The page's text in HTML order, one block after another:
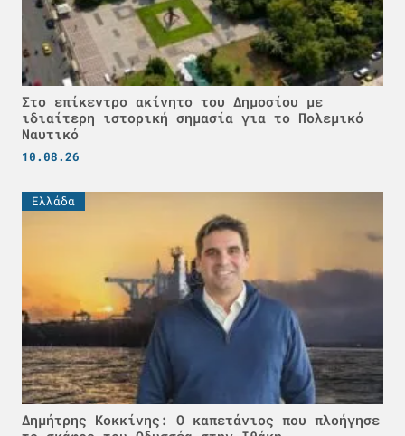
Στο επίκεντρο ακίνητο του Δημοσίου με
ιδιαίτερη ιστορική σημασία για το Πολεμικό
Ναυτικό
10.08.26
Ελλάδα
Δημήτρης Κοκκίνης: Ο καπετάνιος που πλοήγησε